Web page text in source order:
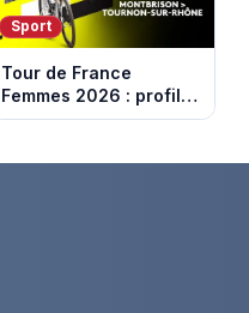
Sport
Tour de France
Femmes 2026 : profil
et horaires de la 6e
Montbrison et